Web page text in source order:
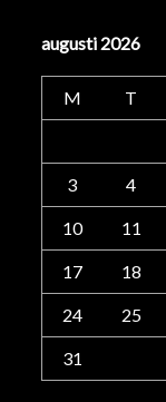
augusti 2026
M T
3 4
10 11
17 18
24 25
31